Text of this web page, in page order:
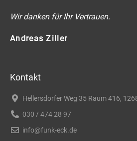
M
a
l
Wir danken für Ihr Vertrauen.
Andreas Ziller
Kontakt
Hellersdorfer Weg 35 Raum 416,
030 / 474 28 97
info@funk-eck.de